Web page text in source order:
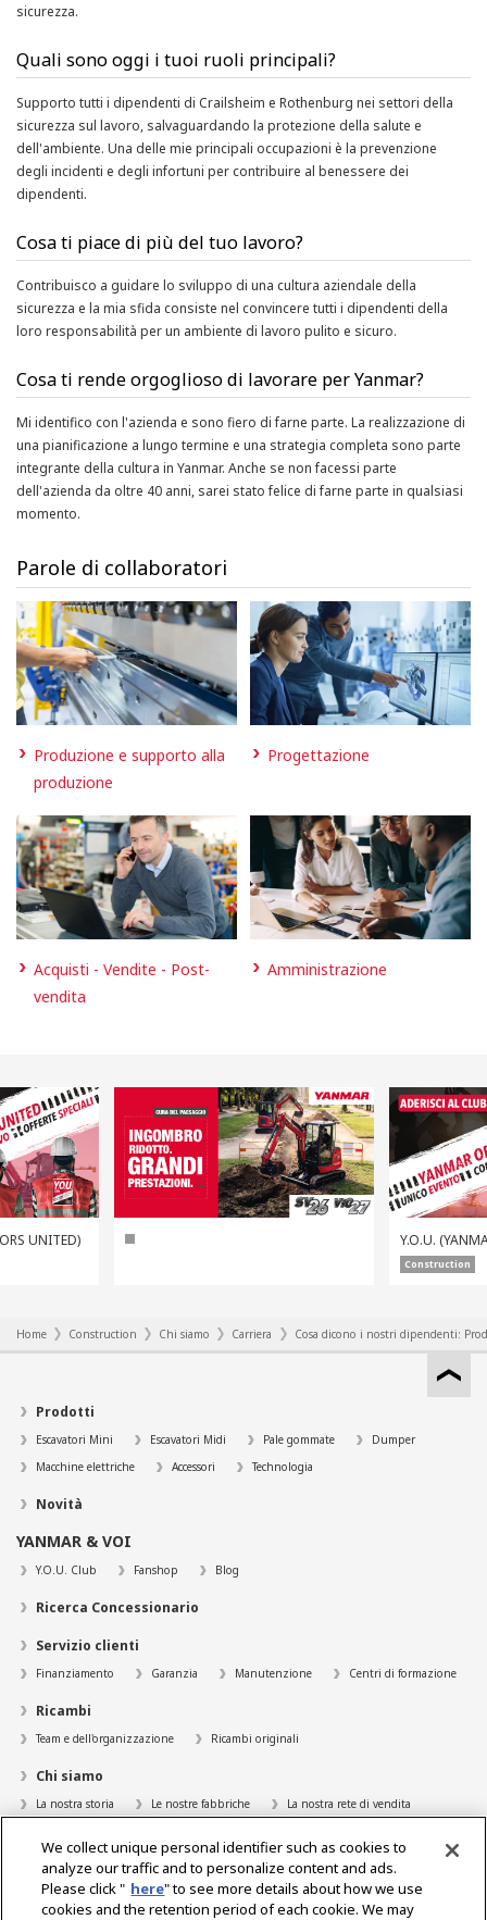
sicurezza.
Quali sono oggi i tuoi ruoli principali?
Supporto tutti i dipendenti di Crailsheim e Rothenburg nei settori della
sicurezza sul lavoro, salvaguardando la protezione della salute e
dell'ambiente. Una delle mie principali occupazioni è la prevenzione
degli incidenti e degli infortuni per contribuire al benessere dei
dipendenti.
Cosa ti piace di più del tuo lavoro?
Contribuisco a guidare lo sviluppo di una cultura aziendale della
sicurezza e la mia sfida consiste nel convincere tutti i dipendenti della
loro responsabilità per un ambiente di lavoro pulito e sicuro.
Cosa ti rende orgoglioso di lavorare per Yanmar?
Mi identifico con l'azienda e sono fiero di farne parte. La realizzazione di
una pianificazione a lungo termine e una strategia completa sono parte
integrante della cultura in Yanmar. Anche se non facessi parte
dell'azienda da oltre 40 anni, sarei stato felice di farne parte in qualsiasi
momento.
Parole di collaboratori
Produzione e supporto alla
produzione
Progettazione
Acquisti - Vendite - Post-
vendita
Amministrazione
UNITED) Y.O.U.
Construction
Home Construction Chi siamo Carriera Cosa dicono i nostri dipendenti:
Prodotti
Escavatori Mini Escavatori Midi Pale gommate
Dumper
Macchine elettriche
Accessori Technologia
Novità
YANMAR & VOI
Y.O.U. Club Fanshop Blog
Ricerca Concessionario
Servizio clienti
Finanziamento Garanzia Manutenzione Centri di formazione
Ricambi
Team e dell'organizzazione Ricambi originali
Chi siamo
La nostra storia Le nostre fabbriche
La nostra rete di vendita
Carriera
Contatti stampa
We collect unique personal identifier such as cookies to
analyze our traffic and to personalize content and ads.
Please click " here" to see more details about how we use
cookies and the retention period of each cookie. We may